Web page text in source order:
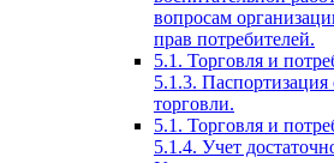
вопросам
прав потребителей.
5.1. Торговля и
5.1.3.
торговли.
5.1. Торговля и
5.1.4. Учет